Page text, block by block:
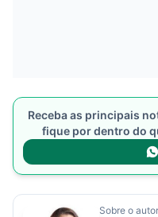
Receba as principais
fique por dentro do
Sobre o autor